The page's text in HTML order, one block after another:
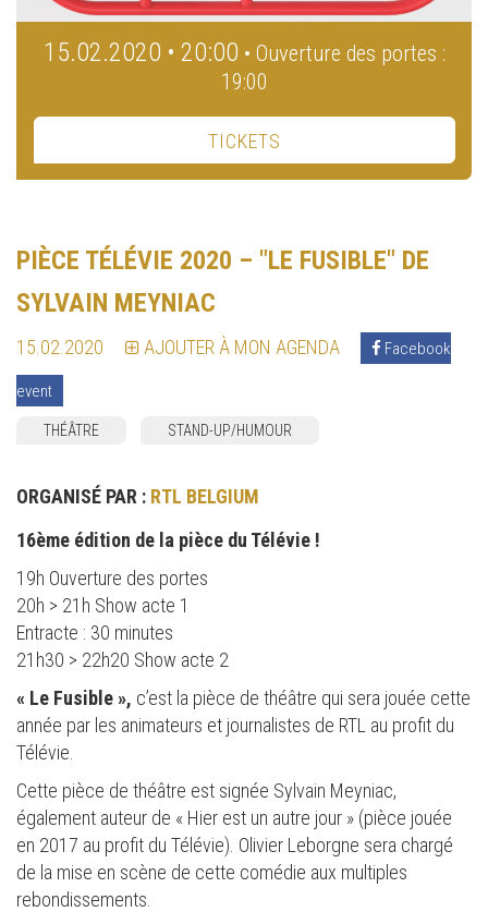
15.02.2020 • 20:00 • Ouverture des portes :
19:00
TICKETS
PIÈCE TÉLÉVIE 2020 – "LE FUSIBLE" DE
SYLVAIN MEYNIAC
15.02.2020 AJOUTER À MON AGENDA Facebook
event
THÉÂTRE STAND-UP/HUMOUR
ORGANISÉ PAR : RTL BELGIUM
16ème édition de la pièce du Télévie !
19h Ouverture des portes
20h > 21h Show acte 1
Entracte : 30 minutes
21h30 > 22h20 Show acte 2
« Le Fusible », c’est la pièce de théâtre qui sera jouée cette
année par les animateurs et journalistes de RTL au profit du
Télévie.
Cette pièce de théâtre est signée Sylvain Meyniac,
également auteur de « Hier est un autre jour » (pièce jouée
en 2017 au profit du Télévie). Olivier Leborgne sera chargé
de la mise en scène de cette comédie aux multiples
rebondissements.